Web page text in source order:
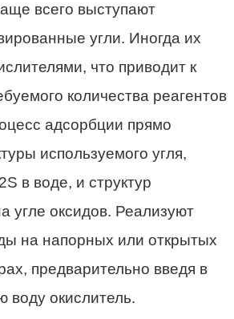
всего выступают
угли. Иногда их
что приводит к
количества реагентов
адсорбции прямо
используемого угля,
в воде, и структур
угле оксидов. Реализуют
на напорных или открытых
предварительно введя в
воду окислитель.